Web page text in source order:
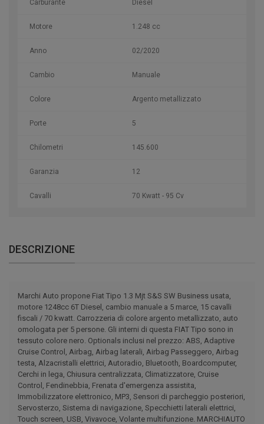
Carburante Diesel
Motore 1.248 cc
Anno 02/2020
Cambio Manuale
Colore Argento metallizzato
Porte 5
Chilometri 145.600
Garanzia 12
Cavalli 70 Kwatt - 95 Cv
DESCRIZIONE
Marchi Auto propone Fiat Tipo 1.3 Mjt S&S SW Business usata,
motore 1248cc 6T Diesel, cambio manuale a 5 marce, 15 cavalli
fiscali / 70 kwatt. Carrozzeria di colore argento metallizzato, auto
omologata per 5 persone. Gli interni di questa FIAT Tipo sono in
tessuto colore nero. Optionals inclusi nel prezzo: ABS, Adaptive
Cruise Control, Airbag, Airbag laterali, Airbag Passeggero, Airbag
testa, Alzacristalli elettrici, Autoradio, Bluetooth, Boardcomputer,
Cerchi in lega, Chiusura centralizzata, Climatizzatore, Cruise
Control, Fendinebbia, Frenata d'emergenza assistita,
Immobilizzatore elettronico, MP3, Sensori di parcheggio posteriori,
Servosterzo, Sistema di navigazione, Specchietti laterali elettrici,
Touch screen, USB, Vivavoce, Volante multifunzione. MARCHIAUTO